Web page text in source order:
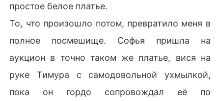
простое белое платье.
То, что произошло потом, превратило меня в
полное посмешище. Софья пришла на
аукцион в точно таком же платье, вися на
руке Тимура с самодовольной ухмылкой,
пока он гордо сопровождал её по